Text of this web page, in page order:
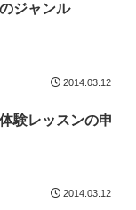
ジャンル
2014.03.12
験レッスンの申
2014.03.12